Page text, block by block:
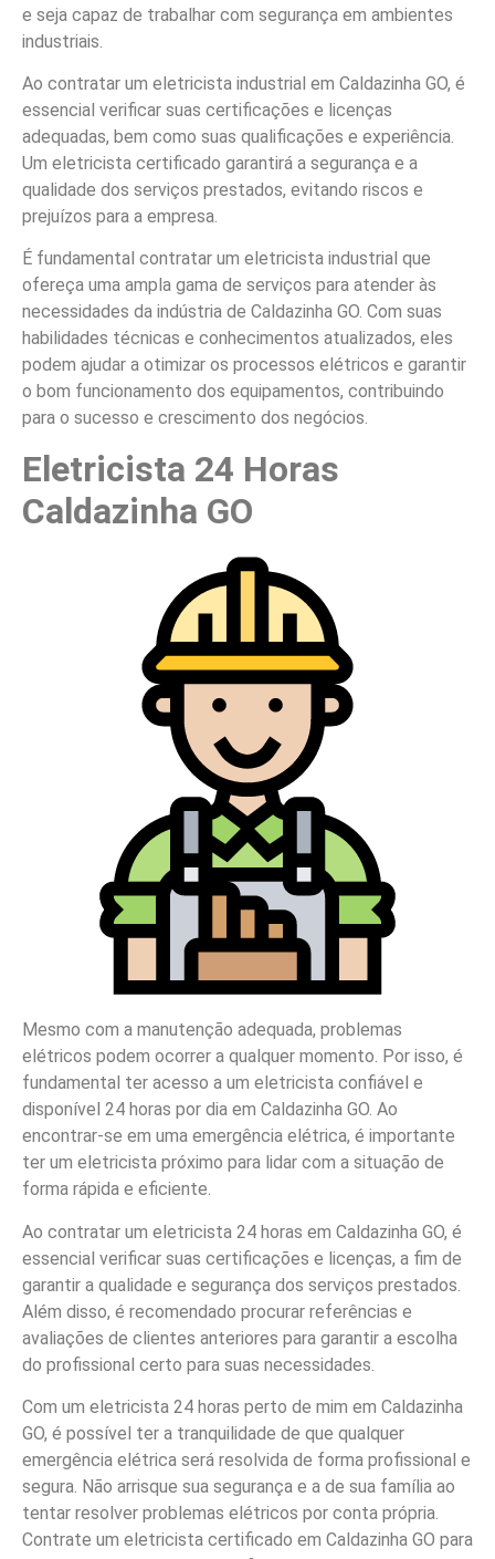
e seja capaz de trabalhar com segurança em ambientes
industriais.
Ao contratar um eletricista industrial em Caldazinha GO, é
essencial verificar suas certificações e licenças
adequadas, bem como suas qualificações e experiência.
Um eletricista certificado garantirá a segurança e a
qualidade dos serviços prestados, evitando riscos e
prejuízos para a empresa.
É fundamental contratar um eletricista industrial que
ofereça uma ampla gama de serviços para atender às
necessidades da indústria de Caldazinha GO. Com suas
habilidades técnicas e conhecimentos atualizados, eles
podem ajudar a otimizar os processos elétricos e garantir
o bom funcionamento dos equipamentos, contribuindo
para o sucesso e crescimento dos negócios.
Eletricista 24 Horas
Caldazinha GO
Mesmo com a manutenção adequada, problemas
elétricos podem ocorrer a qualquer momento. Por isso, é
fundamental ter acesso a um eletricista confiável e
disponível 24 horas por dia em Caldazinha GO. Ao
encontrar-se em uma emergência elétrica, é importante
ter um eletricista próximo para lidar com a situação de
forma rápida e eficiente.
Ao contratar um eletricista 24 horas em Caldazinha GO, é
essencial verificar suas certificações e licenças, a fim de
garantir a qualidade e segurança dos serviços prestados.
Além disso, é recomendado procurar referências e
avaliações de clientes anteriores para garantir a escolha
do profissional certo para suas necessidades.
Com um eletricista 24 horas perto de mim em Caldazinha
GO, é possível ter a tranquilidade de que qualquer
emergência elétrica será resolvida de forma profissional e
segura. Não arrisque sua segurança e a de sua família ao
tentar resolver problemas elétricos por conta própria.
Contrate um eletricista certificado em Caldazinha GO para